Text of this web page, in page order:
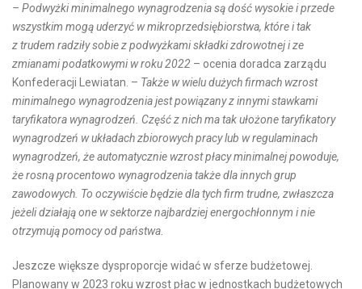
– Podwyżki minimalnego wynagrodzenia są dość wysokie i przede
wszystkim mogą uderzyć w mikroprzedsiębiorstwa, które i tak
z trudem radziły sobie z podwyżkami składki zdrowotnej i ze
zmianami podatkowymi w roku 2022 – ocenia doradca zarządu
Konfederacji Lewiatan. – Także w wielu dużych firmach wzrost
minimalnego wynagrodzenia jest powiązany z innymi stawkami
taryfikatora wynagrodzeń. Część z nich ma tak ułożone taryfikatory
wynagrodzeń w układach zbiorowych pracy lub w regulaminach
wynagrodzeń, że automatycznie wzrost płacy minimalnej powoduje,
że rosną procentowo wynagrodzenia także dla innych grup
zawodowych. To oczywiście będzie dla tych firm trudne, zwłaszcza
jeżeli działają one w sektorze najbardziej energochłonnym i nie
otrzymują pomocy od państwa.
Jeszcze większe dysproporcje widać w sferze budżetowej.
Planowany w 2023 roku wzrost płac w jednostkach budżetowych